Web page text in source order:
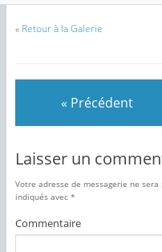
« Retour à la Galerie
« Précédent
Laisser un
Votre adresse de messagerie ne sera
indiqués avec *
Commentaire